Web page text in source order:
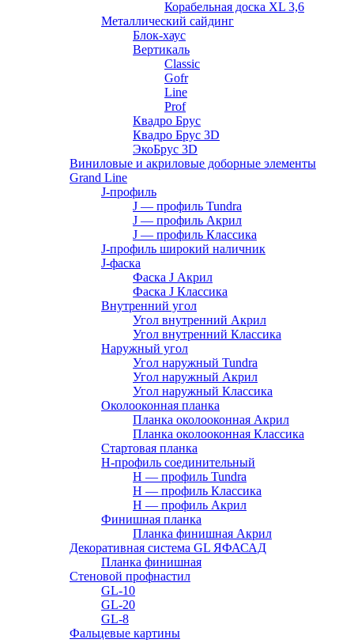
Корабельная доска XL 3,6
Металлический сайдинг
Блок-хаус
Вертикаль
Classic
Gofr
Line
Prof
Квадро Брус
Квадро Брус 3D
ЭкоБрус 3D
Виниловые и акриловые доборные элементы
Grand Line
J-профиль
J — профиль Tundra
J — профиль Акрил
J — профиль Классика
J-профиль широкий наличник
J-фаска
Фаска J Акрил
Фаска J Классика
Внутренний угол
Угол внутренний Акрил
Угол внутренний Классика
Наружный угол
Угол наружный Tundra
Угол наружный Акрил
Угол наружный Классика
Околооконная планка
Планка околооконная Акрил
Планка околооконная Классика
Стартовая планка
H-профиль соединительный
Н — профиль Tundra
H — профиль Классика
Н — профиль Акрил
Финишная планка
Планка финишная Акрил
Декоративная система GL ЯФАСАД
Планка финишная
Стеновой профнастил
GL-10
GL-20
GL-8
Фальцевые картины